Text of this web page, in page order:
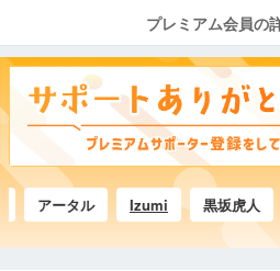
プレミアム会員の
アータル Izumi 黒坂虎人